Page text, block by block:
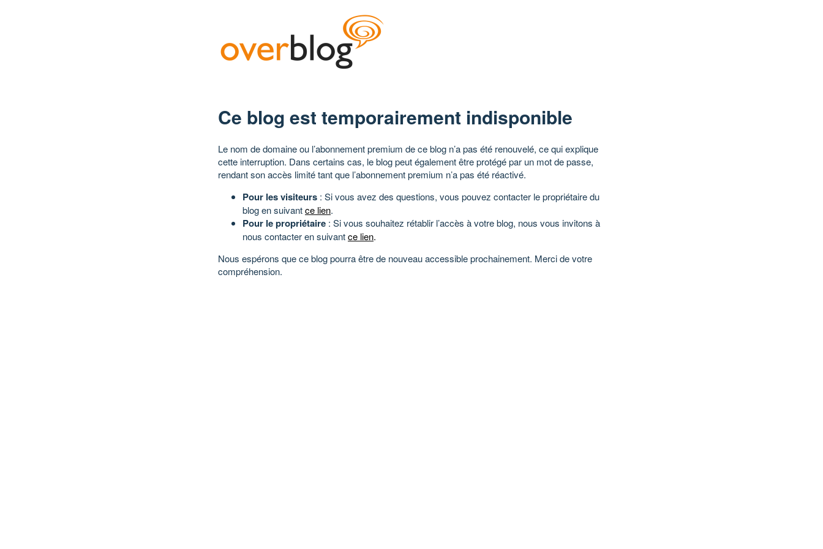
Ce blog est temporairement indisponible
Le nom de domaine ou l’abonnement premium de ce blog n’a pas été renouvelé, ce qui explique
cette interruption. Dans certains cas, le blog peut également être protégé par un mot de passe,
rendant son accès limité tant que l’abonnement premium n’a pas été réactivé.
Pour les visiteurs : Si vous avez des questions, vous pouvez contacter le propriétaire du
blog en suivantce lien.
Pour le propriétaire : Si vous souhaitez rétablir l’accès à votre blog, nous vous invitons à
nous contacter en suivantce lien.
Nous espérons que ce blog pourra être de nouveau accessible prochainement. Merci de votre
compréhension.